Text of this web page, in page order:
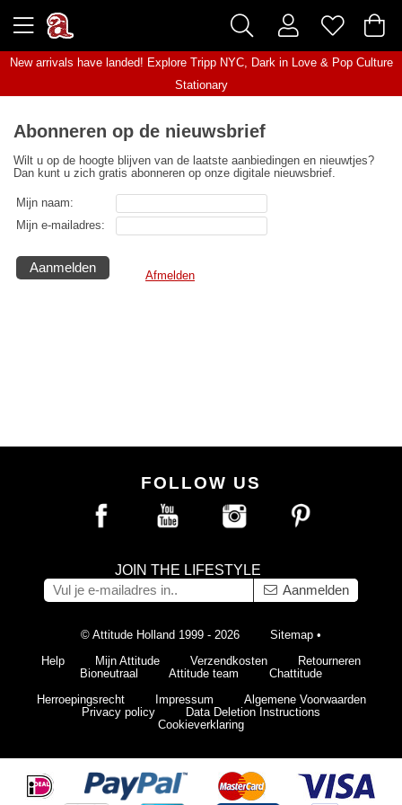
New arrivals have landed! Explore Tripp NYC, Dark in Love& Pop Culture
Stationary
Abonneren op de nieuwsbrief
Wilt u op de hoogte blijven van de laatste aanbiedingen en nieuwtjes?
Dan kunt u zich gratis abonneren op onze digitale nieuwsbrief.
Mijn naam:
Mijn e-mailadres:
Afmelden
FOLLOW US
JOIN THE LIFESTYLE
Aanmelden
© Attitude Holland 1999 - 2026 Sitemap •
Help
Mijn Attitude Verzendkosten
Retourneren
Bioneutraal
Attitude team
Chattitude
Herroepingsrecht
Impressum
Algemene Voorwaarden
Privacy policy
Data Deletion Instructions
Cookieverklaring